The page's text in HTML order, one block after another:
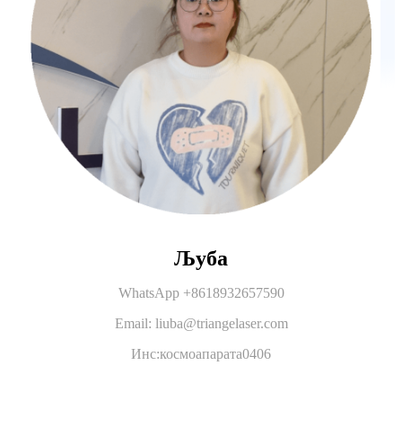
Љуба
WhatsApp +8618932657590
Email: liuba@triangelaser.com
Инс:космоапарата0406